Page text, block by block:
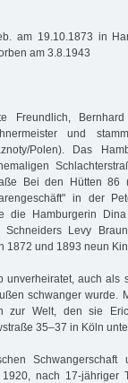
am 19.10.1873 in
am 3.8.1943
Freundlich,
und
Polen). Das
Bei den Hütten 86
in der
die Hamburgerin
Schneiders Levy
1872 und 1893 neun
unverheiratet, auch als
schwanger wurde.
zur Welt, den sie
35–37 in Köln
nach 17-jähriger